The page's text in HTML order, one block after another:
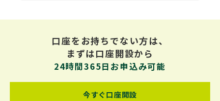
口座をお持ちでない方は、
まずは口座開設から
24時間365日お申込み可能
今すぐ口座開設